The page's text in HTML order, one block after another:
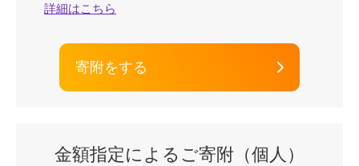
詳細はこちら
寄附をする
金額指定によるご寄附（個人）